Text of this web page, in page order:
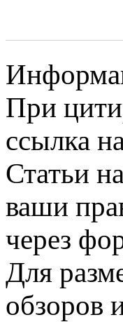
При
ссылка
Статьи
ваши
через
Для
обзоров